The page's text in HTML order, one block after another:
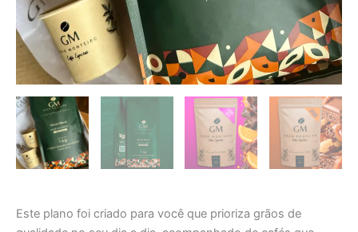
Este plano foi criado para você que prioriza grãos de